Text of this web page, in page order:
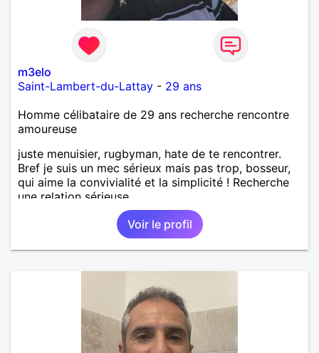
m3elo
Saint-Lambert-du-Lattay - 29 ans
Homme célibataire de 29 ans recherche rencontre
amoureuse
juste menuisier, rugbyman, hate de te rencontrer.
Bref je suis un mec sérieux mais pas trop, bosseur,
qui aime la convivialité et la simplicité ! Recherche
une relation sérieuse.
Voir le profil